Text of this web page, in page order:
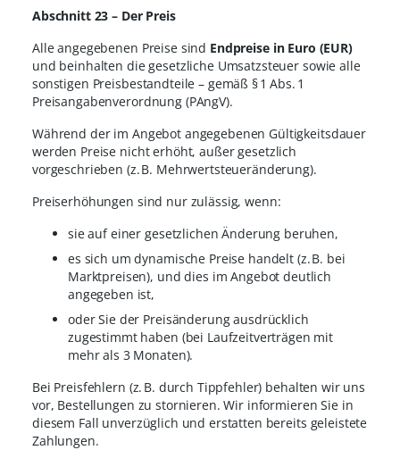
Abschnitt 23 – Der Preis
Alle angegebenen Preise sind Endpreise in Euro (EUR)
und beinhalten die gesetzliche Umsatzsteuer sowie alle
sonstigen Preisbestandteile – gemäß § 1 Abs. 1
Preisangabenverordnung (PAngV).
Während der im Angebot angegebenen Gültigkeitsdauer
werden Preise nicht erhöht, außer gesetzlich
vorgeschrieben (z. B. Mehrwertsteueränderung).
Preiserhöhungen sind nur zulässig, wenn:
sie auf einer gesetzlichen Änderung beruhen,
es sich um dynamische Preise handelt (z. B. bei
Marktpreisen), und dies im Angebot deutlich
angegeben ist,
oder Sie der Preisänderung ausdrücklich
zugestimmt haben (bei Laufzeitverträgen mit
mehr als 3 Monaten).
Bei Preisfehlern (z. B. durch Tippfehler) behalten wir uns
vor, Bestellungen zu stornieren. Wir informieren Sie in
diesem Fall unverzüglich und erstatten bereits geleistete
Zahlungen.